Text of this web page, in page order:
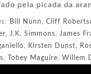
pela picada da
Bill Nunn , Cliff
, J.K. Simmons, James
, Kirsten Dunst,
, Tobey Maguire, Willem